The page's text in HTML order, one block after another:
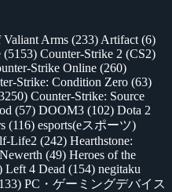
Arms (233) Artifact (6)
(5153) Counter-Strike 2 (CS2)
Strike Online (260)
Strike: Condition Zero (63)
Counter-Strike: Source
(57) DOOM3 (102) Dota 2
(116) esports(eスポーツ)
Life2 (242) Hearthstone:
(49) Heroes of the
Left 4 Dead (154) negitaku
PC・ゲーミングデバイス